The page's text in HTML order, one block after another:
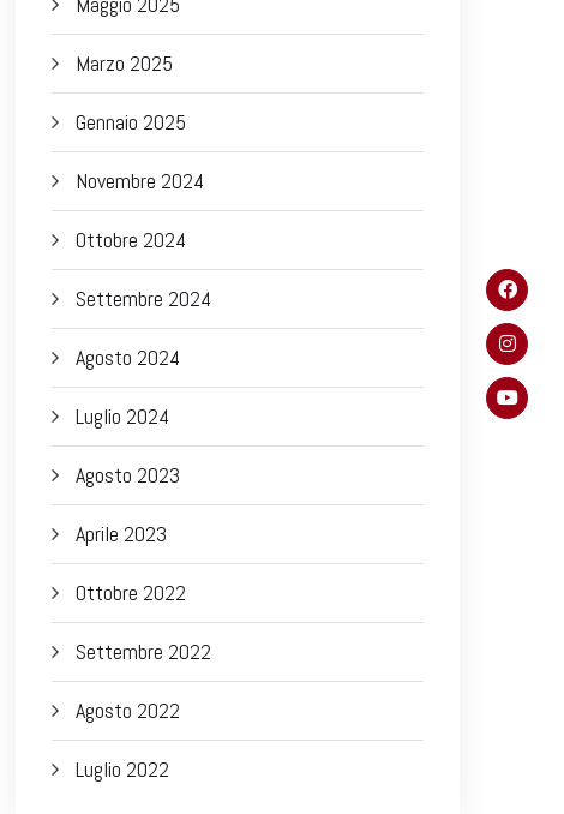
Marzo 2025
Gennaio 2025
Novembre 2024
Ottobre 2024
Settembre 2024
Agosto 2024
Luglio 2024
Agosto 2023
Aprile 2023
Ottobre 2022
Settembre 2022
Agosto 2022
Luglio 2022